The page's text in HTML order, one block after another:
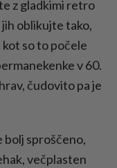
z gladkimi retro
oblikujte tako,
so to počele
v 60.
čudovito pa je
bolj sproščeno,
večplasten